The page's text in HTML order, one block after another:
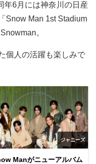
年6月には神奈川の日産
Snow Man 1st Stadium
Snowman。
個人の活躍も楽しみで
ジャニーズ
Manがニューアルバム